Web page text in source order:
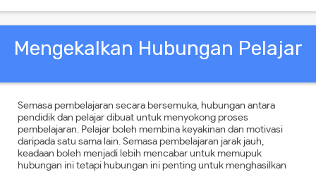
Mengekalkan Hubungan Pelajar
Semasa pembelajaran secara bersemuka, hubungan antara
pendidik dan pelajar dibuat untuk menyokong proses
pembelajaran. Pelajar boleh membina keyakinan dan motivasi
daripada satu sama lain. Semasa pembelajaran jarak jauh,
keadaan boleh menjadi lebih mencabar untuk memupuk
hubungan ini tetapi hubungan ini penting untuk menghasilkan